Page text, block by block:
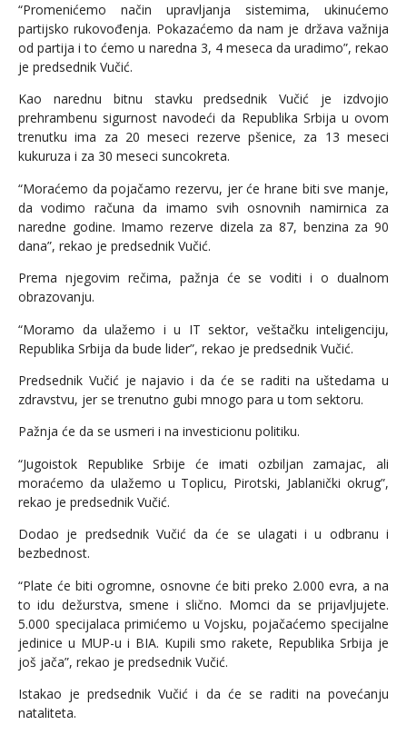
“Promenićemo način upravljanja sistemima, ukinućemo
partijsko rukovođenja. Pokazaćemo da nam je država važnija
od partija i to ćemo u naredna 3, 4 meseca da uradimo”, rekao
je predsednik Vučić.
Kao narednu bitnu stavku predsednik Vučić je izdvojio
prehrambenu sigurnost navodeći da Republika Srbija u ovom
trenutku ima za 20 meseci rezerve pšenice, za 13 meseci
kukuruza i za 30 meseci suncokreta.
“Moraćemo da pojačamo rezervu, jer će hrane biti sve manje,
da vodimo računa da imamo svih osnovnih namirnica za
naredne godine. Imamo rezerve dizela za 87, benzina za 90
dana”, rekao je predsednik Vučić.
Prema njegovim rečima, pažnja će se voditi i o dualnom
obrazovanju.
“Moramo da ulažemo i u IT sektor, veštačku inteligenciju,
Republika Srbija da bude lider”, rekao je predsednik Vučić.
Predsednik Vučić je najavio i da će se raditi na uštedama u
zdravstvu, jer se trenutno gubi mnogo para u tom sektoru.
Pažnja će da se usmeri i na investicionu politiku.
“Jugoistok Republike Srbije će imati ozbiljan zamajac, ali
moraćemo da ulažemo u Toplicu, Pirotski, Jablanički okrug”,
rekao je predsednik Vučić.
Dodao je predsednik Vučić da će se ulagati i u odbranu i
bezbednost.
“Plate će biti ogromne, osnovne će biti preko 2.000 evra, a na
to idu dežurstva, smene i slično. Momci da se prijavljujete.
5.000 specijalaca primićemo u Vojsku, pojačaćemo specijalne
jedinice u MUP-u i BIA. Kupili smo rakete, Republika Srbija je
još jača”, rekao je predsednik Vučić.
Istakao je predsednik Vučić i da će se raditi na povećanju
nataliteta.